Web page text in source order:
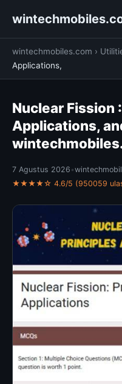
wintechmobiles.com ›
Applications,
Nuclear Fission
Applications,
7 Agustus 2026 •
★★★★☆ 4.6/5 (950059